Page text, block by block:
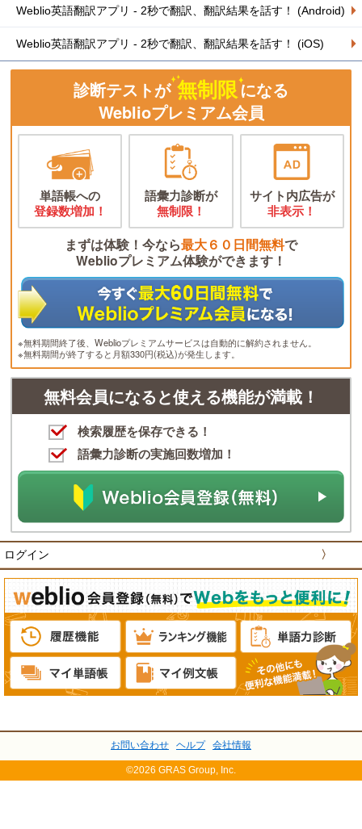
Weblio英語翻訳アプリ - 2秒で翻訳、翻訳結果を話す！ (Android)
Weblio英語翻訳アプリ - 2秒で翻訳、翻訳結果を話す！ (iOS)
診断テストが 無制限になる
Weblioプレミアム会員
単語帳への
登録数増加！
語彙力診断が
無制限！
サイト内広告が
非表示！
まずは体験！今なら最大６０日間無料で
Weblioプレミアム体験ができます！
※無料期間終了後、Weblioプレミアムサービスは自動的に解約されません。
※無料期間が終了すると月額330円(税込)が発生します。
無料会員になると使える機能が満載！
検索履歴を保存できる！
語彙力診断の実施回数増加！
ログイン 〉
お問い合わせ ヘルプ 会社情報
©2026 GRAS Group, Inc.